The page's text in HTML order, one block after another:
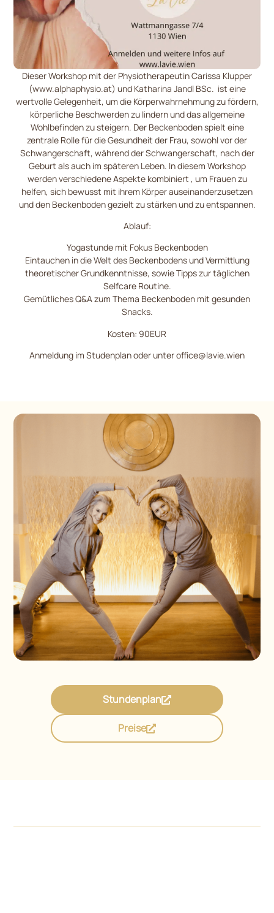
Dieser Workshop mit der Physiotherapeutin Carissa Klupper
(www.alphaphysio.at) und Katharina Jandl BSc. ist eine
wertvolle Gelegenheit, um die Körperwahrnehmung zu fördern,
körperliche Beschwerden zu lindern und das allgemeine
Wohlbefinden zu steigern. Der Beckenboden spielt eine
zentrale Rolle für die Gesundheit der Frau, sowohl vor der
Schwangerschaft, während der Schwangerschaft, nach der
Geburt als auch im späteren Leben. In diesem Workshop
werden verschiedene Aspekte kombiniert , um Frauen zu
helfen, sich bewusst mit ihrem Körper auseinanderzusetzen
und den Beckenboden gezielt zu stärken und zu entspannen.
Ablauf:
Yogastunde mit Fokus Beckenboden
Eintauchen in die Welt des Beckenbodens und Vermittlung
theoretischer Grundkenntnisse, sowie Tipps zur täglichen
Selfcare Routine.
Gemütliches Q&A zum Thema Beckenboden mit gesunden
Snacks.
Kosten: 90EUR
Anmeldung im Studenplan oder unter office@lavie.wien
Stundenplan
Preise